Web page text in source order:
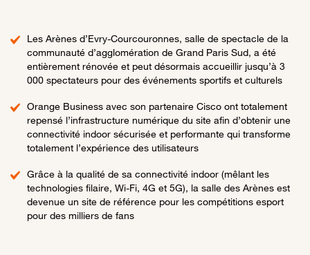
Les Arènes d’Evry-Courcouronnes, salle de spectacle de la
communauté d’agglomération de Grand Paris Sud, a été
entièrement rénovée et peut désormais accueillir jusqu’à 3
000 spectateurs pour des événements sportifs et culturels
Orange Business avec son partenaire Cisco ont totalement
repensé l’infrastructure numérique du site afin d’obtenir une
connectivité indoor sécurisée et performante qui transforme
totalement l’expérience des utilisateurs
Grâce à la qualité de sa connectivité indoor (mêlant les
technologies filaire, Wi-Fi, 4G et 5G), la salle des Arènes est
devenue un site de référence pour les compétitions esport
pour des milliers de fans